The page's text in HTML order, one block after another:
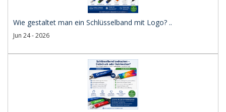
Wie gestaltet man ein Schlüsselband mit Logo? ..
Jun 24 - 2026